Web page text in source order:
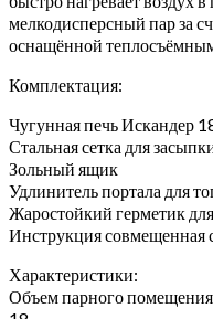
мелкодисперсный пар за
оснащённой
Комплектация:
Чугунная печь Искандер
Стальная сетка для
Зольный ящик
Удлинитель портала для
Жаростойкий герметик
Инструкция совмещенная
Характеристики:
Объем парного